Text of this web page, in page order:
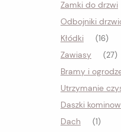
Zamki do drzwi
Odbojniki
Kłódki (16)
Zawiasy (27)
Bramy i
Utrzymanie
Daszki
Dach (1)